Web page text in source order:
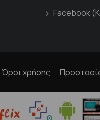
Facebook
Όροι χρήσης